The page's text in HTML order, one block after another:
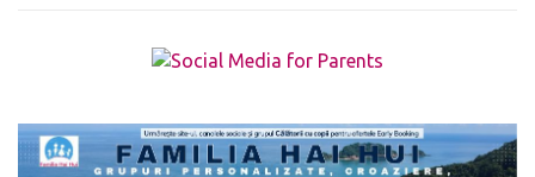
The form you have selected does not exist.